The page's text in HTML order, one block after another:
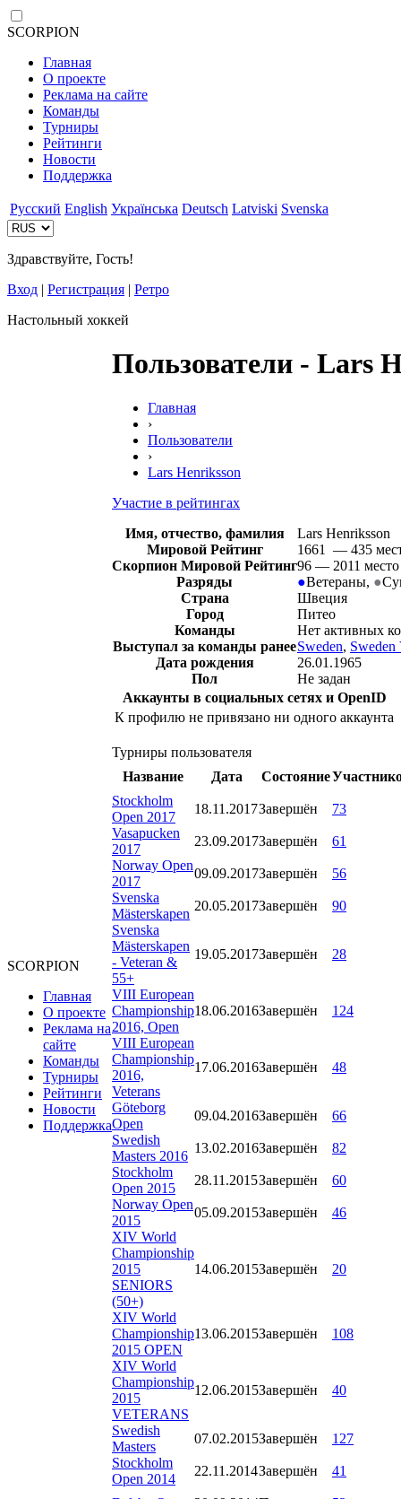
SCORPION
Главная
О проекте
Реклама на сайте
Команды
Турниры
Рейтинги
Новости
Поддержка
Русский English Українська Deutsch Latviski Svenska
Здравствуйте, Гость!
Вход | Регистрация | Ретро
Настольный хоккей
SCORPION
Главная
О проекте
Реклама на
сайте
Команды
Турниры
Рейтинги
Новости
Поддержка
Пользователи - Lars
Главная
›
Пользователи
›
Lars Henriksson
Участие в рейтингах
Имя, отчество, фамилия
Lars Henriksson
Мировой Рейтинг
1661 — 435
Скорпион Мировой Рейтинг96 — 2011 место
Разряды
●Ветераны, ●
Страна
Швеция
Город
Питео
Команды
Нет активных
Выступал за команды ранееSweden, Sweden
Дата рождения
26.01.1965
Пол
Не задан
Аккаунты в социальных сетях и OpenID
К профилю не привязано ни одного аккаунта
Турниры пользователя
Название
Дата Состояние
Stockholm
Open 2017
18.11.2017Завершён
73
Vasapucken
2017
23.09.2017Завершён
61
Norway Open
2017
09.09.2017Завершён
56
Svenska
Mästerskapen
20.05.2017Завершён
90
Svenska
Mästerskapen
- Veteran &
55+
19.05.2017Завершён 28
VIII European
Championship
2016, Open
18.06.2016Завершён 124
VIII European
Championship
2016,
Veterans
17.06.2016Завершён 48
Göteborg
Open
09.04.2016Завершён
66
Swedish
Masters 2016
13.02.2016Завершён
82
Stockholm
Open 2015
28.11.2015Завершён
60
Norway Open
2015
05.09.2015Завершён
46
XIV World
Championship
2015
SENIORS
(50+)
14.06.2015Завершён 20
XIV World
Championship
2015 OPEN
13.06.2015Завершён 108
XIV World
Championship
2015
VETERANS
12.06.2015Завершён 40
Swedish
Masters
07.02.2015Завершён
127
Stockholm
Open 2014
22.11.2014Завершён 41